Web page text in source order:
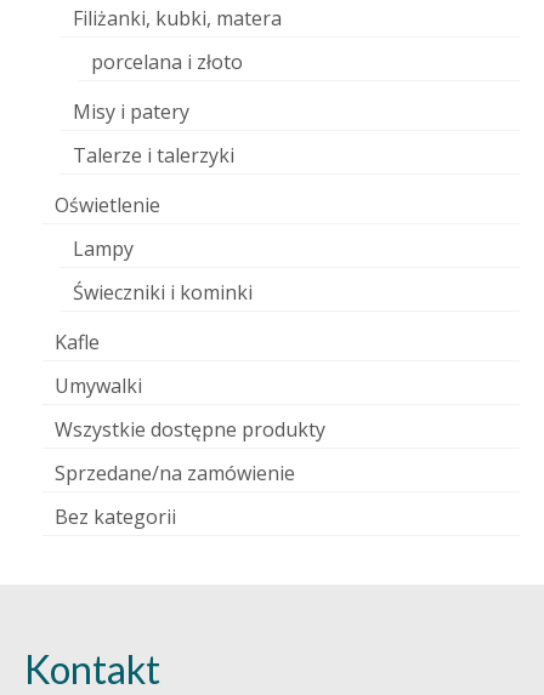
Filiżanki, kubki, matera
porcelana i złoto
Misy i patery
Talerze i talerzyki
Oświetlenie
Lampy
Świeczniki i kominki
Kafle
Umywalki
Wszystkie dostępne produkty
Sprzedane/na zamówienie
Bez kategorii
Kontakt